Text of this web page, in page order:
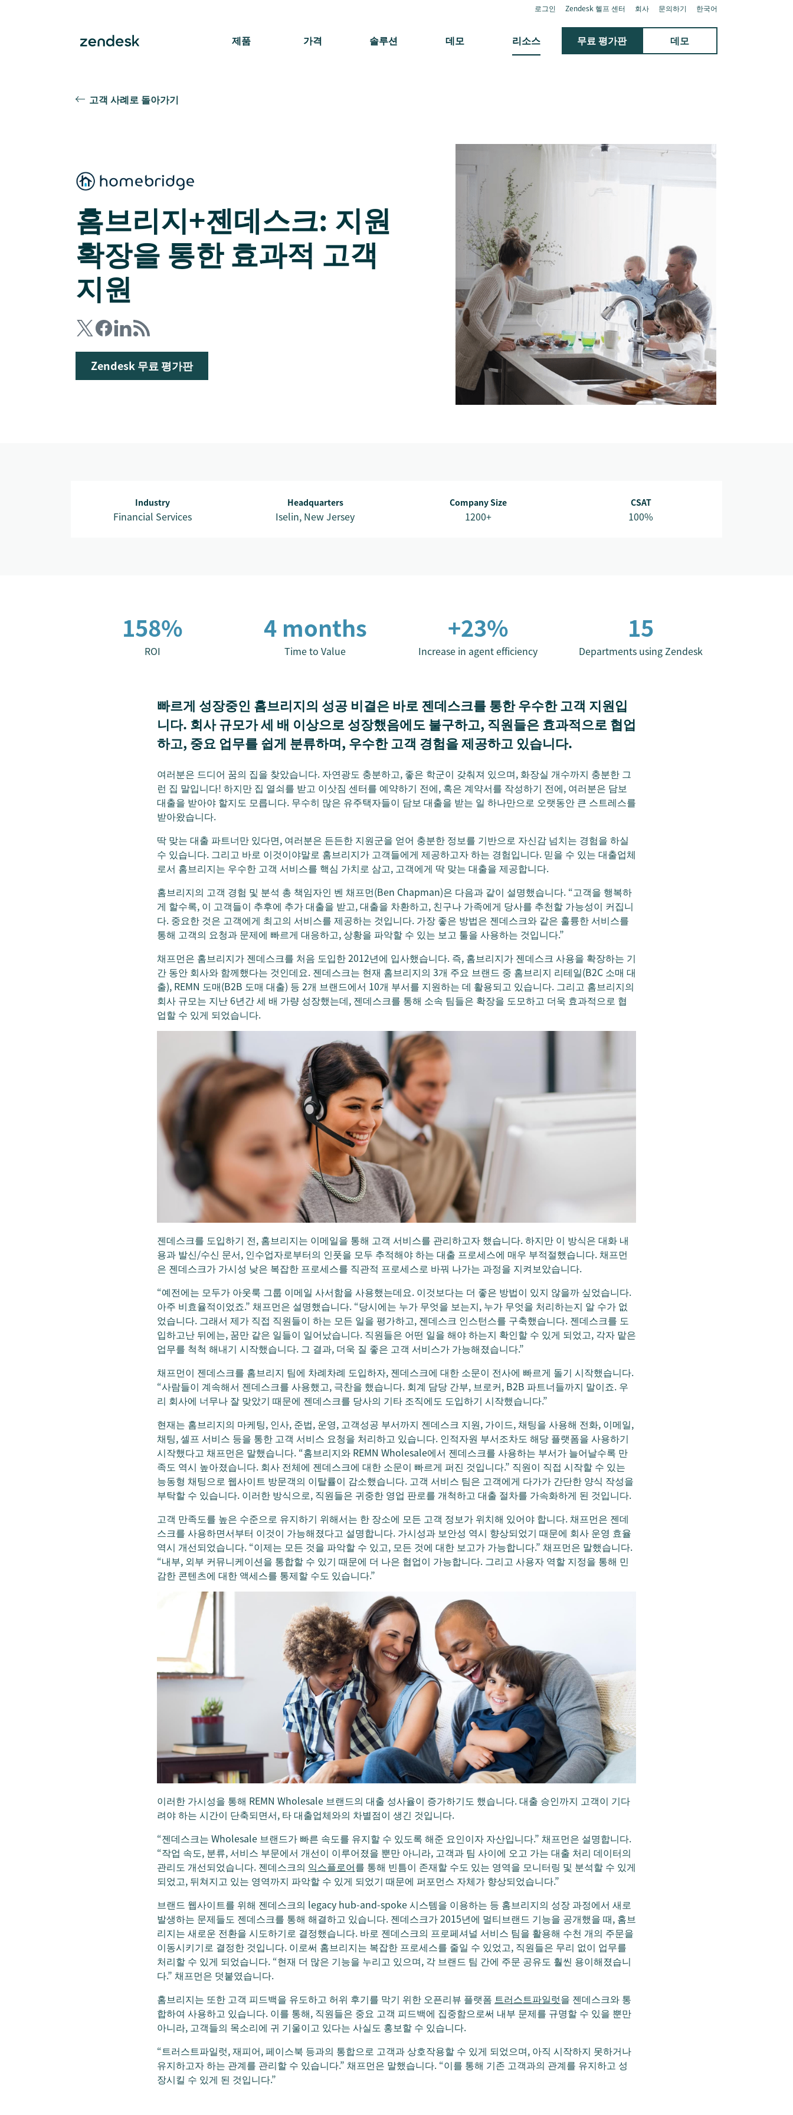
로그인 Zendesk 헬프 센터 회사 문의하기 한국어
제품 가격 솔루션 데모 리소스 무료 평가판 데모
고객 사례로 돌아가기
홈브리지+젠데스크: 지원
확장을 통한 효과적 고객
지원
Zendesk 무료 평가판
Industry
Financial Services
Headquarters
Iselin, New Jersey
Company Size
1200+
CSAT
100%
158%
ROI
4 months
Time to Value
+23%
Increase in agent efficiency
15
Departments using Zendesk
빠르게 성장중인 홈브리지의 성공 비결은 바로 젠데스크를 통한 우수한 고객 지원입
니다. 회사 규모가 세 배 이상으로 성장했음에도 불구하고, 직원들은 효과적으로 협업
하고, 중요 업무를 쉽게 분류하며, 우수한 고객 경험을 제공하고 있습니다.
여러분은 드디어 꿈의 집을 찾았습니다. 자연광도 충분하고, 좋은 학군이 갖춰져 있으며, 화장실 개수까지 충분한 그
런 집 말입니다! 하지만 집 열쇠를 받고 이삿짐 센터를 예약하기 전에, 혹은 계약서를 작성하기 전에, 여러분은 담보
대출을 받아야 할지도 모릅니다. 무수히 많은 유주택자들이 담보 대출을 받는 일 하나만으로 오랫동안 큰 스트레스를
받아왔습니다.
딱 맞는 대출 파트너만 있다면, 여러분은 든든한 지원군을 얻어 충분한 정보를 기반으로 자신감 넘치는 경험을 하실
수 있습니다. 그리고 바로 이것이야말로 홈브리지가 고객들에게 제공하고자 하는 경험입니다. 믿을 수 있는 대출업체
로서 홈브리지는 우수한 고객 서비스를 핵심 가치로 삼고, 고객에게 딱 맞는 대출을 제공합니다.
홈브리지의 고객 경험 및 분석 총 책임자인 벤 채프먼(Ben Chapman)은 다음과 같이 설명했습니다. “고객을 행복하
게 할수록, 이 고객들이 추후에 추가 대출을 받고, 대출을 차환하고, 친구나 가족에게 당사를 추천할 가능성이 커집니
다. 중요한 것은 고객에게 최고의 서비스를 제공하는 것입니다. 가장 좋은 방법은 젠데스크와 같은 훌륭한 서비스를
통해 고객의 요청과 문제에 빠르게 대응하고, 상황을 파악할 수 있는 보고 툴을 사용하는 것입니다.”
채프먼은 홈브리지가 젠데스크를 처음 도입한 2012년에 입사했습니다. 즉, 홈브리지가 젠데스크 사용을 확장하는 기
간 동안 회사와 함께했다는 것인데요. 젠데스크는 현재 홈브리지의 3개 주요 브랜드 중 홈브리지 리테일(B2C 소매 대
출), REMN 도매(B2B 도매 대출) 등 2개 브랜드에서 10개 부서를 지원하는 데 활용되고 있습니다. 그리고 홈브리지의
회사 규모는 지난 6년간 세 배 가량 성장했는데, 젠데스크를 통해 소속 팀들은 확장을 도모하고 더욱 효과적으로 협
업할 수 있게 되었습니다.
젠데스크를 도입하기 전, 홈브리지는 이메일을 통해 고객 서비스를 관리하고자 했습니다. 하지만 이 방식은 대화 내
용과 발신/수신 문서, 인수업자로부터의 인풋을 모두 추적해야 하는 대출 프로세스에 매우 부적절했습니다. 채프먼
은 젠데스크가 가시성 낮은 복잡한 프로세스를 직관적 프로세스로 바꿔 나가는 과정을 지켜보았습니다.
“예전에는 모두가 아웃룩 그룹 이메일 사서함을 사용했는데요. 이것보다는 더 좋은 방법이 있지 않을까 싶었습니다.
아주 비효율적이었죠.” 채프먼은 설명했습니다. “당시에는 누가 무엇을 보는지, 누가 무엇을 처리하는지 알 수가 없
었습니다. 그래서 제가 직접 직원들이 하는 모든 일을 평가하고, 젠데스크 인스턴스를 구축했습니다. 젠데스크를 도
입하고난 뒤에는, 꿈만 같은 일들이 일어났습니다. 직원들은 어떤 일을 해야 하는지 확인할 수 있게 되었고, 각자 맡은
업무를 척척 해내기 시작했습니다. 그 결과, 더욱 질 좋은 고객 서비스가 가능해졌습니다.”
채프먼이 젠데스크를 홈브리지 팀에 차례차례 도입하자, 젠데스크에 대한 소문이 전사에 빠르게 돌기 시작했습니다.
“사람들이 계속해서 젠데스크를 사용했고, 극찬을 했습니다. 회계 담당 간부, 브로커, B2B 파트너들까지 말이죠. 우
리 회사에 너무나 잘 맞았기 때문에 젠데스크를 당사의 기타 조직에도 도입하기 시작했습니다.”
현재는 홈브리지의 마케팅, 인사, 준법, 운영, 고객성공 부서까지 젠데스크 지원, 가이드, 채팅을 사용해 전화, 이메일,
채팅, 셀프 서비스 등을 통한 고객 서비스 요청을 처리하고 있습니다. 인적자원 부서조차도 해당 플랫폼을 사용하기
시작했다고 채프먼은 말했습니다. “홈브리지와 REMN Wholesale에서 젠데스크를 사용하는 부서가 늘어날수록 만
족도 역시 높아졌습니다. 회사 전체에 젠데스크에 대한 소문이 빠르게 퍼진 것입니다.” 직원이 직접 시작할 수 있는
능동형 채팅으로 웹사이트 방문객의 이탈률이 감소했습니다. 고객 서비스 팀은 고객에게 다가가 간단한 양식 작성을
부탁할 수 있습니다. 이러한 방식으로, 직원들은 귀중한 영업 판로를 개척하고 대출 절차를 가속화하게 된 것입니다.
고객 만족도를 높은 수준으로 유지하기 위해서는 한 장소에 모든 고객 정보가 위치해 있어야 합니다. 채프먼은 젠데
스크를 사용하면서부터 이것이 가능해졌다고 설명합니다. 가시성과 보안성 역시 향상되었기 때문에 회사 운영 효율
역시 개선되었습니다. “이제는 모든 것을 파악할 수 있고, 모든 것에 대한 보고가 가능합니다.” 채프먼은 말했습니다.
“내부, 외부 커뮤니케이션을 통합할 수 있기 때문에 더 나은 협업이 가능합니다. 그리고 사용자 역할 지정을 통해 민
감한 콘텐츠에 대한 액세스를 통제할 수도 있습니다.”
이러한 가시성을 통해 REMN Wholesale 브랜드의 대출 성사율이 증가하기도 했습니다. 대출 승인까지 고객이 기다
려야 하는 시간이 단축되면서, 타 대출업체와의 차별점이 생긴 것입니다.
“젠데스크는 Wholesale 브랜드가 빠른 속도를 유지할 수 있도록 해준 요인이자 자산입니다.” 채프먼은 설명합니다.
“작업 속도, 분류, 서비스 부문에서 개선이 이루어졌을 뿐만 아니라, 고객과 팀 사이에 오고 가는 대출 처리 데이터의
관리도 개선되었습니다. 젠데스크의 익스플로어를 통해 빈틈이 존재할 수도 있는 영역을 모니터링 및 분석할 수 있게
되었고, 뒤쳐지고 있는 영역까지 파악할 수 있게 되었기 때문에 퍼포먼스 자체가 향상되었습니다.”
브랜드 웹사이트를 위해 젠데스크의 legacy hub-and-spoke 시스템을 이용하는 등 홈브리지의 성장 과정에서 새로
발생하는 문제들도 젠데스크를 통해 해결하고 있습니다. 젠데스크가 2015년에 멀티브랜드 기능을 공개했을 때, 홈브
리지는 새로운 전환을 시도하기로 결정했습니다. 바로 젠데스크의 프로페셔널 서비스 팀을 활용해 수천 개의 주문을
이동시키기로 결정한 것입니다. 이로써 홈브리지는 복잡한 프로세스를 줄일 수 있었고, 직원들은 무리 없이 업무를
처리할 수 있게 되었습니다. “현재 더 많은 기능을 누리고 있으며, 각 브랜드 팀 간에 주문 공유도 훨씬 용이해졌습니
다.” 채프먼은 덧붙였습니다.
홈브리지는 또한 고객 피드백을 유도하고 허위 후기를 막기 위한 오픈리뷰 플랫폼 트러스트파일럿을 젠데스크와 통
합하여 사용하고 있습니다. 이를 통해, 직원들은 중요 고객 피드백에 집중함으로써 내부 문제를 규명할 수 있을 뿐만
아니라, 고객들의 목소리에 귀 기울이고 있다는 사실도 홍보할 수 있습니다.
“트러스트파일럿, 재피어, 페이스북 등과의 통합으로 고객과 상호작용할 수 있게 되었으며, 아직 시작하지 못하거나
유지하고자 하는 관계를 관리할 수 있습니다.” 채프먼은 말했습니다. “이를 통해 기존 고객과의 관계를 유지하고 성
장시킬 수 있게 된 것입니다.”